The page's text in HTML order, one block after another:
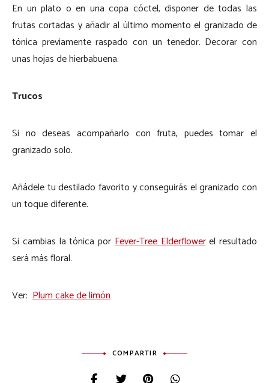
En un plato o en una copa cóctel, disponer de todas las
frutas cortadas y añadir al último momento el granizado de
tónica previamente raspado con un tenedor. Decorar con
unas hojas de hierbabuena.
Trucos
Si no deseas acompañarlo con fruta, puedes tomar el
granizado solo.
Añádele tu destilado favorito y conseguirás el granizado con
un toque diferente.
Si cambias la tónica porFever-Tree Elderflowerel resultado
será más floral.
Ver: Plum cake de limón
COMPARTIR